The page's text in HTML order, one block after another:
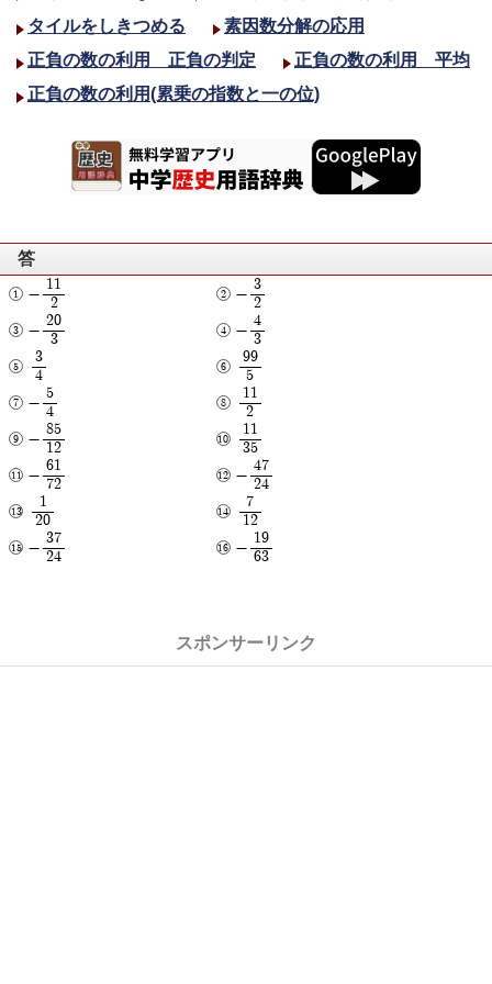
タイルをしきつめる
素因数分解の応用
正負の数の利用 正負の判定
正負の数の利用 平均
正負の数の利用(累乗の指数と一の位)
答
-
11
2
-
3
2
-
20
3
-
4
3
3
4
99
5
-
5
4
11
2
-
85
12
11
35
-
61
72
-
47
24
1
20
7
12
-
37
24
-
19
63